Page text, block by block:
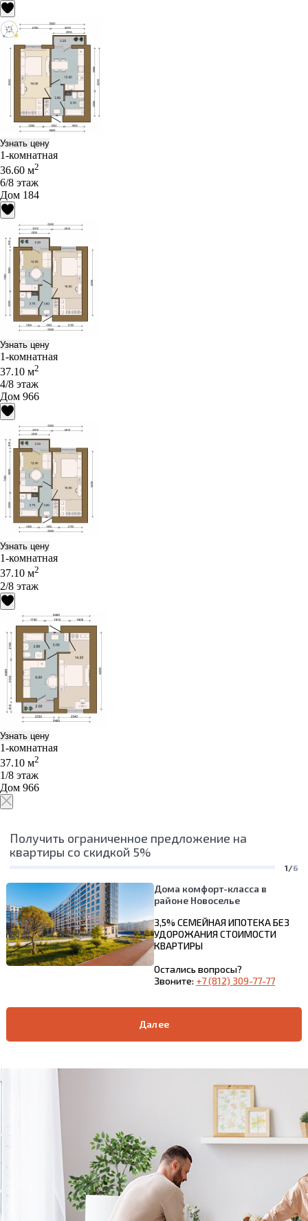
Узнать цену
1-комнатная
36.60 м2
6/8 этаж
Дом 184
Узнать цену
1-комнатная
37.10 м2
4/8 этаж
Дом 966
Узнать цену
1-комнатная
37.10 м2
2/8 этаж
Узнать цену
1-комнатная
37.10 м2
1/8 этаж
Дом 966
Получить ограниченное предложение на
квартиры со скидкой 5%
1/6
Дома комфорт-класса в
районе Новоселье
3,5% СЕМЕЙНАЯ ИПОТЕКА БЕЗ
УДОРОЖАНИЯ СТОИМОСТИ
КВАРТИРЫ
Остались вопросы?
Звоните: +7 (812) 309-77-77